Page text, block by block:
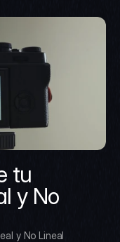
tu
y No
y No Lineal